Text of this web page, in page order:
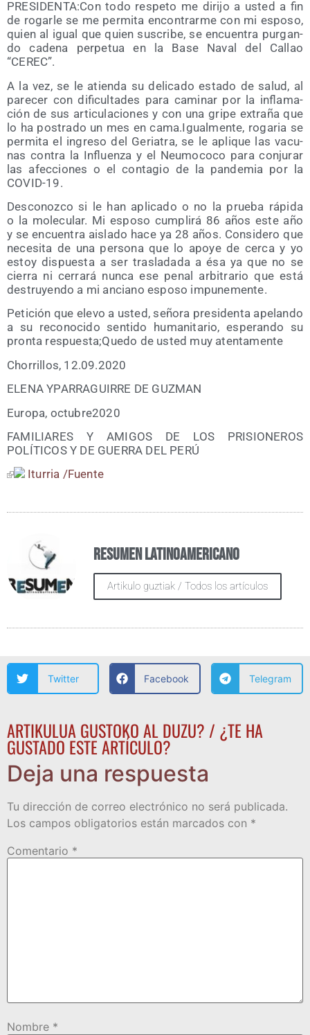
PRESIDENTA:Con todo res­pe­to me diri­jo a usted a fin
de rogar­le se me per­mi­ta encon­trar­me con mi espo­so,
quien al igual que quien sus­cri­be, se encuen­tra pur­gan­
do cade­na per­pe­tua en la Base Naval del Callao
“CEREC”.
A la vez, se le atien­da su deli­ca­do esta­do de salud, al
pare­cer con difi­cul­ta­des para cami­nar por la infla­ma­
ción de sus arti­cu­la­cio­nes y con una gri­pe extra­ña que
lo ha pos­tra­do un mes en cama.Igualmente, roga­ria se
per­mi­ta el ingre­so del Geria­tra, se le apli­que las vacu­
nas con­tra la Influen­za y el Neu­mo­co­co para con­ju­rar
las afec­cio­nes o el con­ta­gio de la pan­de­mia por la
COVID-19.
Des­co­noz­co si le han apli­ca­do o no la prue­ba rápi­da
o la mole­cu­lar. Mi espo­so cum­pli­rá 86 años este año
y se encuen­tra ais­la­do hace ya 28 años. Con­si­de­ro que
nece­si­ta de una per­so­na que lo apo­ye de cer­ca y yo
estoy dis­pues­ta a ser tras­la­da­da a ésa ya que no se
cie­rra ni cerra­rá nun­ca ese penal arbi­tra­rio que está
des­tru­yen­do a mi anciano espo­so impunemente.
Peti­ción que ele­vo a usted, seño­ra pre­si­den­ta ape­lan­do
a su reco­no­ci­do sen­ti­do huma­ni­ta­rio, espe­ran­do su
pron­ta respuesta;Quedo de usted muy atentamente
Cho­rri­llos, 12.09.2020
ELENA YPARRAGUIRRE DE GUZMAN
Euro­pa, octubre2020
FAMILIARES Y AMIGOS DE LOS PRISIONEROS
POLÍTICOS Y DE GUERRA DEL PERÚ
Itu­rria /​Fuen­te
Resumen Latinoamericano
Artikulo guztiak / Todos los artículos
Twitter Facebook Telegram
ARTIKULUA GUSTOKO AL DUZU? / ¿TE HA
GUSTADO ESTE ARTÍCULO?
Deja una respuesta
Tu dirección de correo electrónico no será publicada.
Los campos obligatorios están marcados con *
Comentario *
Nombre *